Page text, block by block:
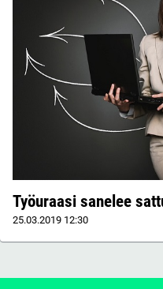
Työuraasi sanelee
25.03.2019 12:30